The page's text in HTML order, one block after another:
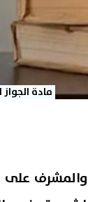
مادة الجواز الـ 6
والمشرف على